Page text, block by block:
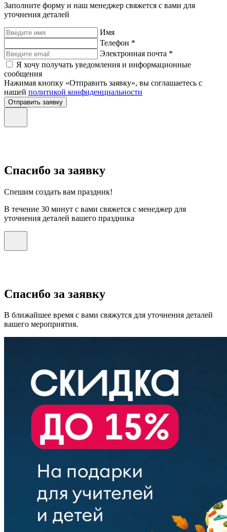
Заполните форму и наш менеджер свяжется с вами для
уточнения деталей
Имя
Телефон *
Электронная почта *
Я хочу получать уведомления и информационные
сообщения
Нажимая кнопку «Отправить заявку», вы соглашаетесь с
нашей политикой конфиденциальности
Отправить заявку
Спасибо за заявку
Спешим создать вам праздник!
В течение 30 минут с вами свяжется с менеджер для
уточнения деталей вашего праздника
Спасибо за заявку
В ближайшее время с вами свяжутся для уточнения деталей
вашего мероприятия.